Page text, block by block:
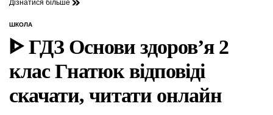
Дізнатися більше
ОПУБЛІКУВАТИ
У
ШКОЛА
ᐈ ГДЗ Основи здоров’я 2
клас Гнатюк відповіді
скачати, читати онлайн